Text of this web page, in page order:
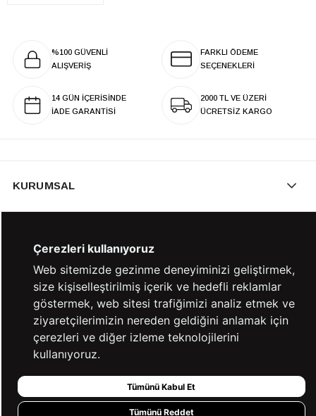
%100 GÜVENLİ
ALIŞVERİŞ
FARKLI ÖDEME
SEÇENEKLERİ
14 GÜN İÇERİSİNDE
İADE GARANTİSİ
2000 TL VE ÜZERİ
ÜCRETSİZ KARGO
KURUMSAL
YARDIM
BİZE ULAŞIN
HIZLI ERİŞİM
Çerezleri kullanıyoruz
Web sitemizde gezinme deneyiminizi geliştirmek,
size kişiselleştirilmiş içerik ve hedefli reklamlar
göstermek, web sitesi trafiğimizi analiz etmek ve
ziyaretçilerimizin nereden geldiğini anlamak için
çerezleri ve diğer izleme teknolojilerini
kullanıyoruz.
Tümünü Kabul Et
Tümünü Reddet